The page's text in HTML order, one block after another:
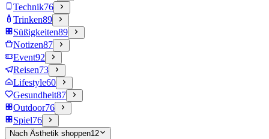
Technik76
Trinken89
Süßigkeiten89
Notizen87
Event92
Reisen73
Lifestyle60
Gesundheit87
Outdoor76
Spiel76
Nach Ästhetik shoppen12